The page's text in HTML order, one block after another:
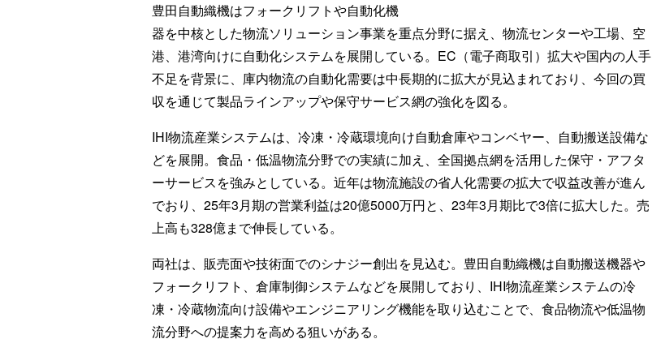
豊田自動織機はフォークリフトや自動化機
器を中核とした物流ソリューション事業を重点分野に据え、物流センターや工場、空
港、港湾向けに自動化システムを展開している。EC（電子商取引）拡大や国内の人手
不足を背景に、庫内物流の自動化需要は中長期的に拡大が見込まれており、今回の買
収を通じて製品ラインアップや保守サービス網の強化を図る。
IHI物流産業システムは、冷凍・冷蔵環境向け自動倉庫やコンベヤー、自動搬送設備な
どを展開。食品・低温物流分野での実績に加え、全国拠点網を活用した保守・アフタ
ーサービスを強みとしている。近年は物流施設の省人化需要の拡大で収益改善が進ん
でおり、25年3月期の営業利益は20億5000万円と、23年3月期比で3倍に拡大した。売
上高も328億まで伸長している。
両社は、販売面や技術面でのシナジー創出を見込む。豊田自動織機は自動搬送機器や
フォークリフト、倉庫制御システムなどを展開しており、IHI物流産業システムの冷
凍・冷蔵物流向け設備やエンジニアリング機能を取り込むことで、食品物流や低温物
流分野への提案力を高める狙いがある。